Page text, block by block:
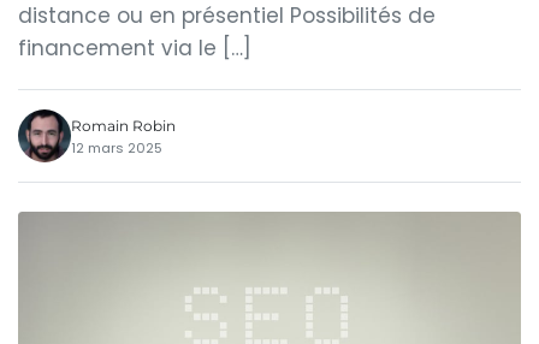
distance ou en présentiel Possibilités de
financement via le […]
Romain Robin
12 mars 2025